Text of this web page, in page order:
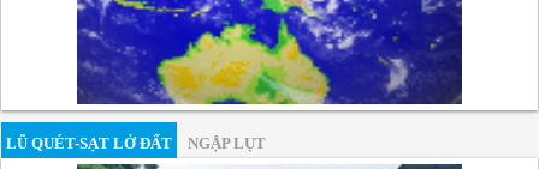
LŨ QUÉT-SẠT LỞ ĐẤT NGẬP LỤT